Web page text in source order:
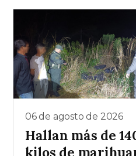
06 de agosto de 2026
Hallan más de
kilos de